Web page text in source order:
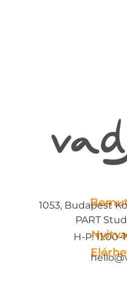
1053, Budapest
PART
H-P: 11:00-